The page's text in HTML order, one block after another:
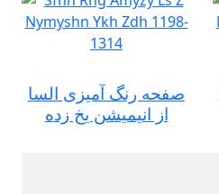
صفحه رنگ آمیزی السا
از انیمیشن یخ زده